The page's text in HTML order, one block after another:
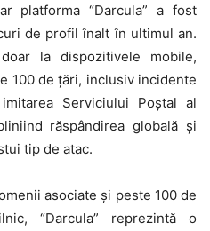
platforma “Darcula” a fost
de profil înalt în ultimul an.
la dispozitivele mobile,
100 de țări, inclusiv incidente
Serviciului Poștal al
răspândirea globală și
tip de atac.
asociate și peste 100 de
“Darcula” reprezintă o